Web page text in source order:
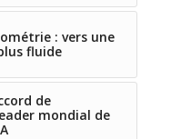
: vers une
fluide
de
mondial de